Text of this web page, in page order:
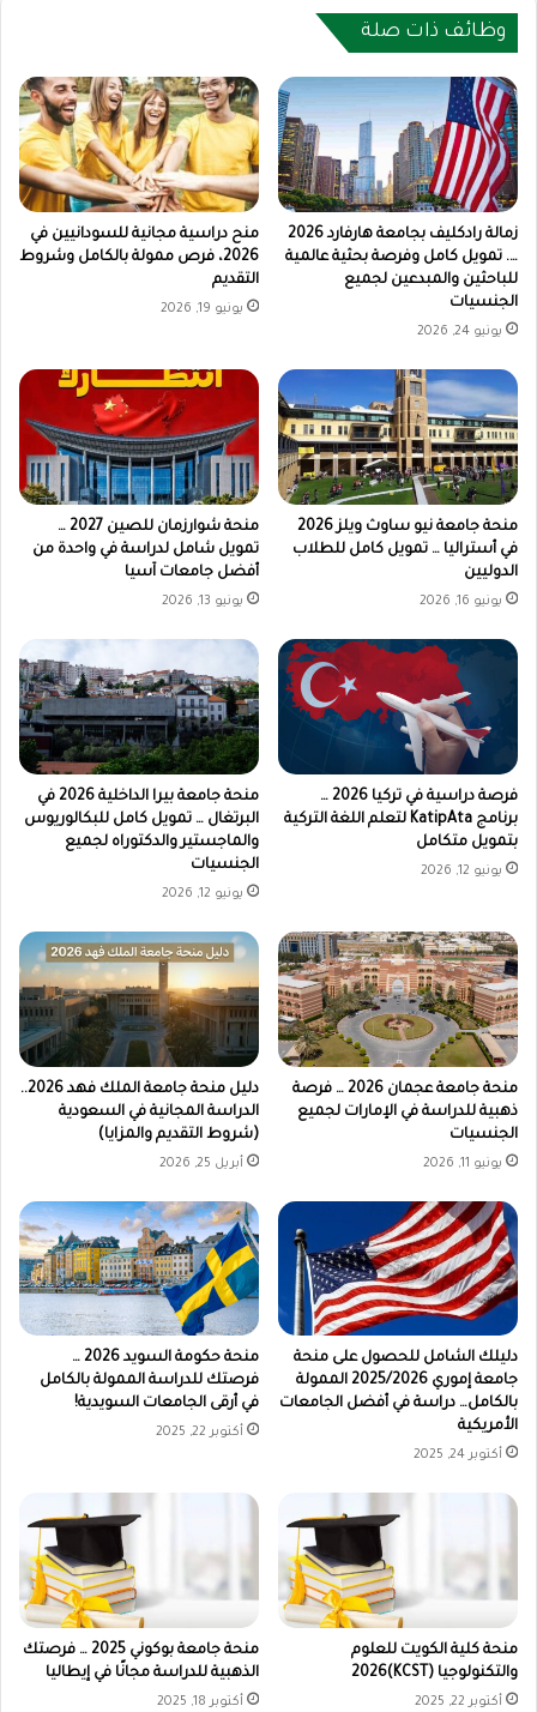
وظائف ذات صلة
زمالة رادكليف بجامعة هارفارد 2026
…. تمويل كامل وفرصة بحثية عالمية
للباحثين والمبدعين لجميع
الجنسيات
يونيو 24, 2026
منح دراسية مجانية للسودانيين في
2026، فرص ممولة بالكامل وشروط
التقديم
يونيو 19, 2026
منحة جامعة نيو ساوث ويلز 2026
في أستراليا … تمويل كامل للطلاب
الدوليين
يونيو 16, 2026
منحة شوارزمان للصين 2027 …
تمويل شامل لدراسة في واحدة من
أفضل جامعات آسيا
يونيو 13, 2026
فرصة دراسية في تركيا 2026 …
برنامج KatipAta لتعلم اللغة التركية
بتمويل متكامل
يونيو 12, 2026
منحة جامعة بيرا الداخلية 2026 في
البرتغال … تمويل كامل للبكالوريوس
والماجستير والدكتوراه لجميع
الجنسيات
يونيو 12, 2026
منحة جامعة عجمان 2026 … فرصة
ذهبية للدراسة في الإمارات لجميع
الجنسيات
يونيو 11, 2026
دليل منحة جامعة الملك فهد 2026..
الدراسة المجانية في السعودية
(شروط التقديم والمزايا)
أبريل 25, 2026
دليلك الشامل للحصول على منحة
جامعة إموري 2025/2026 الممولة
بالكامل… دراسة في أفضل الجامعات
الأمريكية
أكتوبر 24, 2025
منحة حكومة السويد 2026 …
فرصتك للدراسة الممولة بالكامل
في أرقى الجامعات السويدية!
أكتوبر 22, 2025
منحة كلية الكويت للعلوم
والتكنولوجيا (KCST)2026
أكتوبر 22, 2025
منحة جامعة بوكوني 2025 … فرصتك
الذهبية للدراسة مجانًا في إيطاليا
أكتوبر 18, 2025